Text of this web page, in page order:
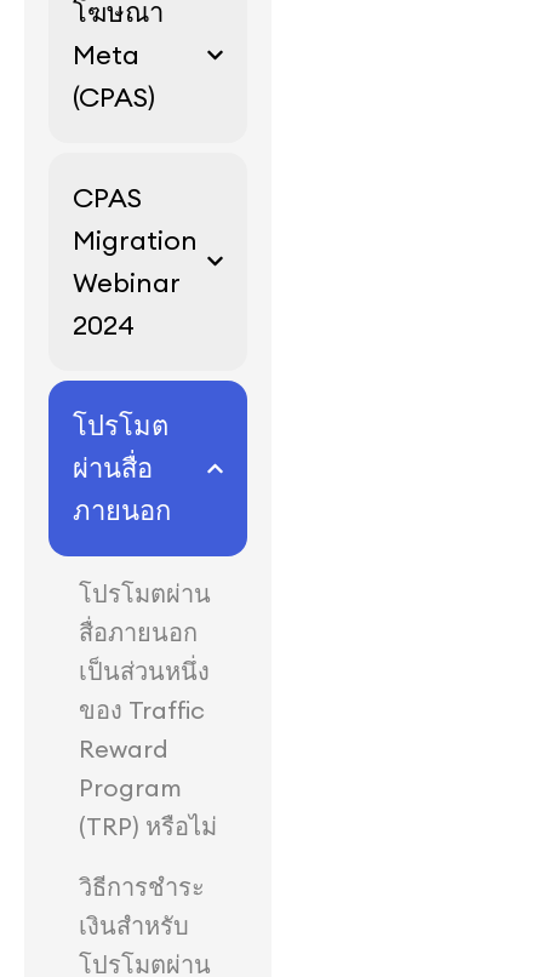
โฆษณา
Meta
(CPAS)
CPAS
Migration
Webinar
2024
โปรโมต
ผ่านสื่อ
ภายนอก
โปรโมตผ่าน
สื่อภายนอก
เป็นส่วนหนึ่ง
ของ Traffic
Reward
Program
(TRP) หรือไม่
วิธีการชำระ
เงินสำหรับ
โปรโมตผ่าน